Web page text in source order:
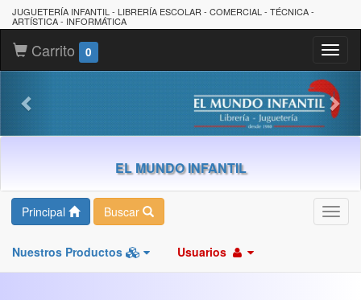
JUGUETERÍA INFANTIL - LIBRERÍA ESCOLAR - COMERCIAL - TÉCNICA -
ARTÍSTICA - INFORMÁTICA
Carrito 0
EL MUNDO INFANTIL
Principal Buscar
Nuestros Productos Usuarios